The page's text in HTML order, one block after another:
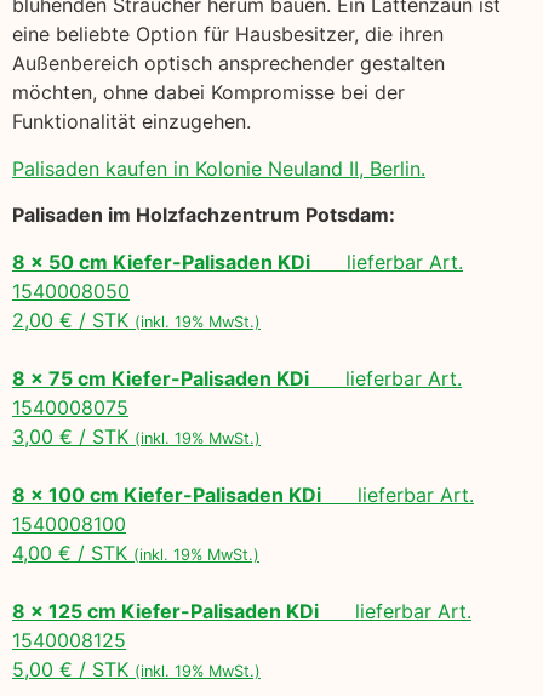
blühenden Sträucher herum bauen. Ein Lattenzaun ist
eine beliebte Option für Hausbesitzer, die ihren
Außenbereich optisch ansprechender gestalten
möchten, ohne dabei Kompromisse bei der
Funktionalität einzugehen.
Palisaden kaufen in Kolonie Neuland II, Berlin.
Palisaden im Holzfachzentrum Potsdam:
8 x 50 cm Kiefer-Palisaden KDi lieferbar Art.
1540008050
2,00 € / STK (inkl. 19% MwSt.)
8 x 75 cm Kiefer-Palisaden KDi lieferbar Art.
1540008075
3,00 € / STK (inkl. 19% MwSt.)
8 x 100 cm Kiefer-Palisaden KDi lieferbar Art.
1540008100
4,00 € / STK (inkl. 19% MwSt.)
8 x 125 cm Kiefer-Palisaden KDi lieferbar Art.
1540008125
5,00 € / STK (inkl. 19% MwSt.)